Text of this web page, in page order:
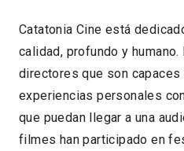
Catatonia Cine está
calidad, profundo y
directores que son capaces
experiencias personales
que puedan llegar a una
filmes han participado en